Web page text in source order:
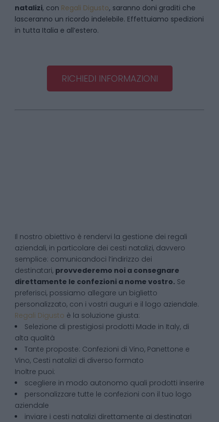
natalizi, con Regali Digusto, saranno doni graditi che
lasceranno un ricordo indelebile. Effettuiamo spedizioni
in tutta Italia e all’estero.
RICHIEDI INFORMAZIONI
Il nostro obiettivo è rendervi la gestione dei regali
aziendali, in particolare dei cesti natalizi, davvero
semplice: comunicandoci l’indirizzo dei
destinatari, provvederemo noi a consegnare
direttamente le confezioni a nome vostro. Se
preferisci, possiamo allegare un biglietto
personalizzato, con i vostri auguri e il logo aziendale.
Regali Digusto è la soluzione giusta:
Selezione di prestigiosi prodotti Made in Italy, di
alta qualità
Tante proposte: Confezioni di Vino, Panettone e
Vino, Cesti natalizi di diverso formato
Inoltre puoi:
scegliere in modo autonomo quali prodotti inserire
personalizzare tutte le confezioni con il tuo logo
aziendale
inviare i cesti natalizi direttamente ai destinatari